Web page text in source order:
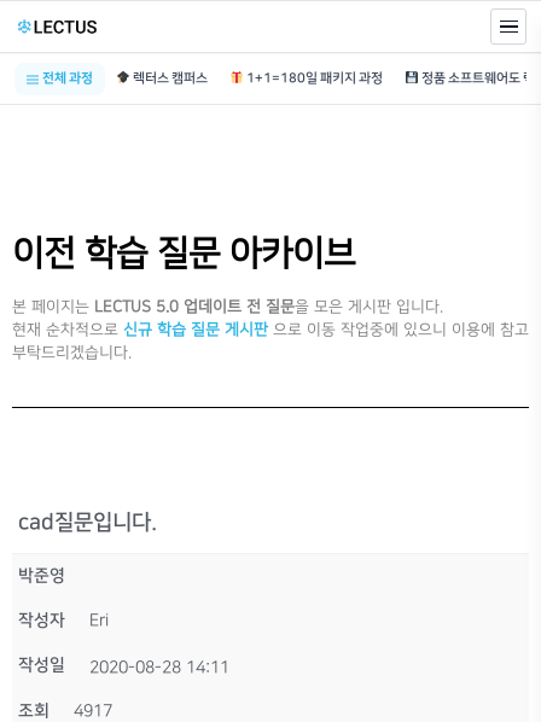
전체 과정 렉터스 캠퍼스 1+1=180일 패키지 과정
이전 학습 질문 아카이브
본 페이지는 LECTUS 5.0 업데이트 전 질문을 모은 게시판 입니다.
현재 순차적으로 신규 학습 질문 게시판 으로 이동 작업중에 있으니 이용에 참고
부탁드리겠습니다.
cad질문입니다.
박준영
작성자 Eri
작성일 2020-08-28 14:11
조회 4917